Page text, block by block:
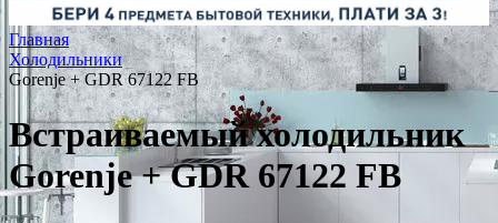
Главная
Холодильники
Gorenje + GDR 67122 FB
Встраиваемый холодильник
Gorenje + GDR 67122 FB